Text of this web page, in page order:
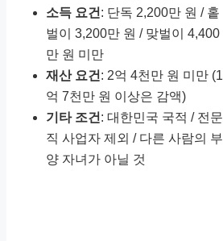
소득 요건 : 단독 2,200만 원 / 홑
벌이 3,200만 원 / 맞벌이 4,400
만 원 미만
재산 요건 : 2억 4천만 원 미만 (1
억 7천만 원 이상은 감액)
기타 조건 : 대한민국 국적 / 전문
직 사업자 제외 / 다른 사람의 부
양 자녀가 아닐 것